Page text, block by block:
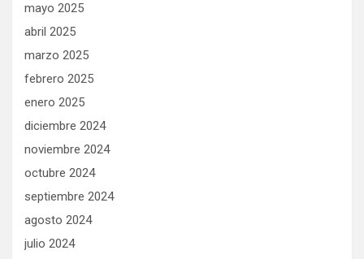
mayo 2025
abril 2025
marzo 2025
febrero 2025
enero 2025
diciembre 2024
noviembre 2024
octubre 2024
septiembre 2024
agosto 2024
julio 2024